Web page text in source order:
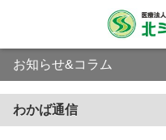
お知らせ&コラム
わかば通信